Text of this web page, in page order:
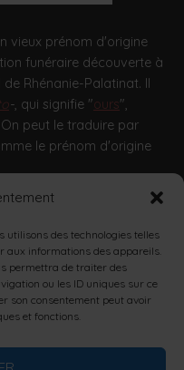
utilisons des technologies telles
aux informations des appareils.
permettra de traiter des
ou les ID uniques sur ce
son consentement peut avoir
et fonctions.
vieux prénom d'origine
funéraire découverte à
Rhénanie-Palatinat. Il
-, qui signifie "ours",
On peut le traduire par
le prénom d'origine
artula-11963.htm
POUR LA SANTÉ, À
EST VIVEMENT
ENCEINTES.